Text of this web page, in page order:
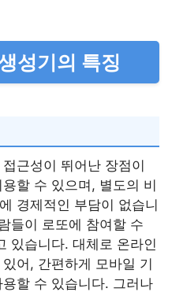
성기의 특징
근성이 뛰어난 장점이
할 수 있으며, 별도의 비
경제적인 부담이 없습니
들이 로또에 참여할 수
있습니다. 대체로 온라인
어, 간편하게 모바일 기
할 수 있습니다. 그러나